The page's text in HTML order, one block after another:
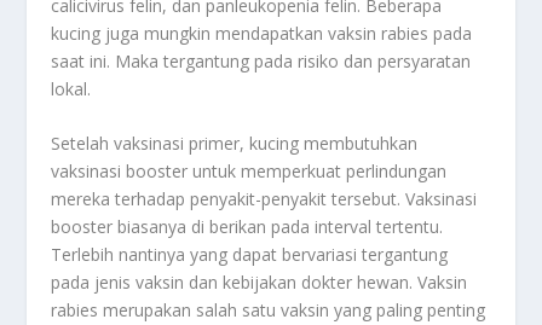
calicivirus felin, dan panleukopenia felin. Beberapa
kucing juga mungkin mendapatkan vaksin rabies pada
saat ini. Maka tergantung pada risiko dan persyaratan
lokal.
Setelah vaksinasi primer, kucing membutuhkan
vaksinasi booster untuk memperkuat perlindungan
mereka terhadap penyakit-penyakit tersebut. Vaksinasi
booster biasanya di berikan pada interval tertentu.
Terlebih nantinya yang dapat bervariasi tergantung
pada jenis vaksin dan kebijakan dokter hewan. Vaksin
rabies merupakan salah satu vaksin yang paling penting